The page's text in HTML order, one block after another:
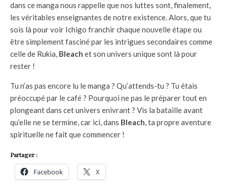
dans ce manga nous rappelle que nos luttes sont, finalement,
les véritables enseignantes de notre existence. Alors, que tu
sois là pour voir Ichigo franchir chaque nouvelle étape ou
être simplement fasciné par les intrigues secondaires comme
celle de Rukia, Bleach et son univers unique sont là pour
rester !
Tu n’as pas encore lu le manga ? Qu’attends-tu ? Tu étais
préoccupé par le café ? Pourquoi ne pas le préparer tout en
plongeant dans cet univers enivrant ? Vis la bataille avant
qu’elle ne se termine, car ici, dans Bleach, ta propre aventure
spirituelle ne fait que commencer !
Partager :
Facebook X